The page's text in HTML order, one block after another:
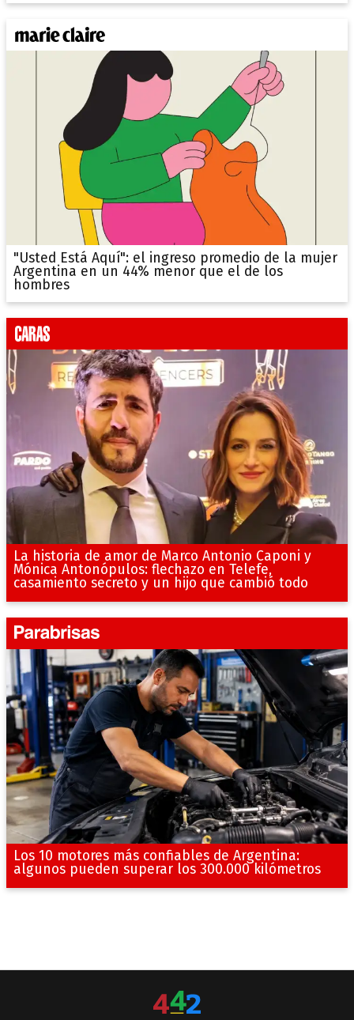
"Usted Está Aquí": el ingreso promedio de la mujer
Argentina en un 44% menor que el de los
hombres
La historia de amor de Marco Antonio Caponi y
Mónica Antonópulos: flechazo en Telefe,
casamiento secreto y un hijo que cambió todo
Los 10 motores más confiables de Argentina:
algunos pueden superar los 300.000 kilómetros